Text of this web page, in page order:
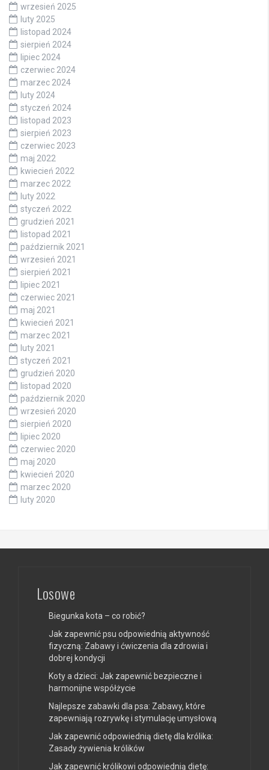
wrzesień 2025
luty 2025
listopad 2024
sierpień 2024
lipiec 2024
czerwiec 2024
marzec 2024
luty 2024
styczeń 2024
listopad 2023
sierpień 2023
czerwiec 2023
maj 2022
kwiecień 2022
marzec 2022
luty 2022
styczeń 2022
grudzień 2021
listopad 2021
październik 2021
wrzesień 2021
sierpień 2021
lipiec 2021
czerwiec 2021
maj 2021
kwiecień 2021
marzec 2021
luty 2021
styczeń 2021
grudzień 2020
listopad 2020
październik 2020
wrzesień 2020
sierpień 2020
lipiec 2020
czerwiec 2020
maj 2020
kwiecień 2020
marzec 2020
luty 2020
Losowe
Biegunka kota – co robić?
Jak zapewnić psu odpowiednią aktywność
fizyczną: Zabawy i ćwiczenia dla zdrowia i
dobrej kondycji
Koty a dzieci: Jak zapewnić bezpieczne i
harmonijne współżycie
Najlepsze zabawki dla psa: Zabawy, które
zapewniają rozrywkę i stymulację umysłową
Jak zapewnić odpowiednią dietę dla królika:
Zasady żywienia królików
Jak zapewnić królikowi odpowiednią dietę: